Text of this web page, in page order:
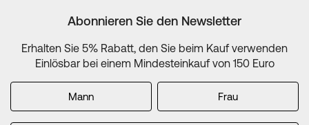
Abonnieren Sie den Newsletter
Erhalten Sie 5% Rabatt, den Sie beim Kauf verwenden
Einlösbar bei einem Mindesteinkauf von 150 Euro
Mann Frau